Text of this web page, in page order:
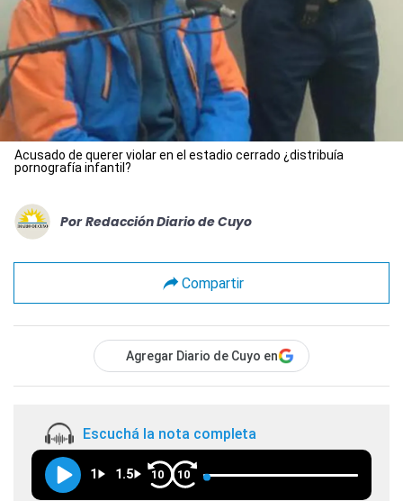
Acusado de querer violar en el estadio cerrado ¿distribuía
pornografía infantil?
Por Redacción Diario de Cuyo
Compartir
Agregar Diario de Cuyo en
Escuchá la nota completa
1 1.5 10 10